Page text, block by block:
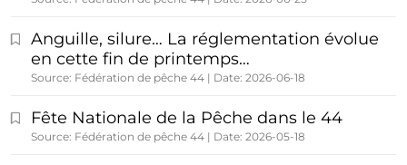
Anguille, silure… La réglementation évolue
en cette fin de printemps…
Source: Fédération de pêche 44 Date: 2026-06-18
Fête Nationale de la Pêche dans le 44
Source: Fédération de pêche 44 Date: 2026-05-18